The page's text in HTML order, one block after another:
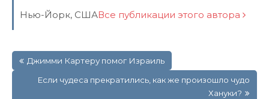
Нью-Йорк, СШАВсе публикации этого автора
по
записям
Джимми Картеру помог Израиль
Если чудеса прекратились, как же произошло чудо
Хануки?